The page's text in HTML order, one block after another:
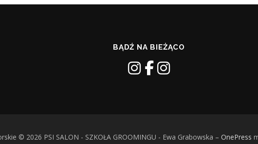
BĄDŹ NA BIEŻĄCO
© 2026 PSI SALON - SZKOŁA GROOMINGU - Ewa Grabowska – OnePress